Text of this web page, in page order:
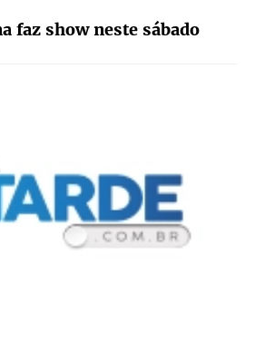
faz show neste sábado